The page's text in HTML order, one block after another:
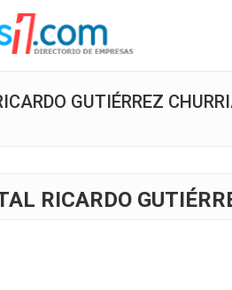
GUTIÉRREZ
RICARDO